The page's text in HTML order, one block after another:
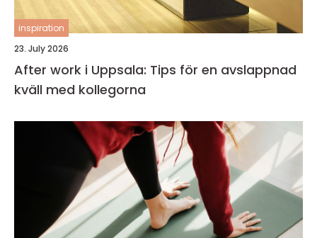
inspiration
23. July 2026
After work i Uppsala: Tips för en avslappnad
kväll med kollegorna